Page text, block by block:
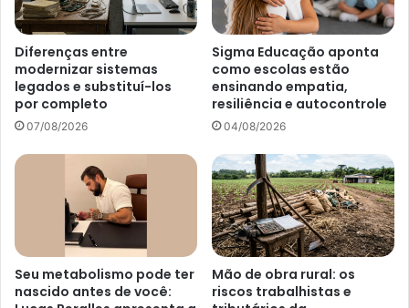
Diferenças entre
modernizar sistemas
legados e substituí-los
por completo
07/08/2026
Sigma Educação aponta
como escolas estão
ensinando empatia,
resiliência e autocontrole
04/08/2026
Seu metabolismo pode ter
nascido antes de você:
Mão de obra rural: os
riscos trabalhistas e